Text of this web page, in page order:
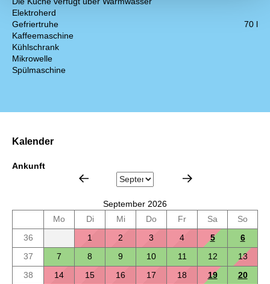
Elektroherd
Gefriertruhe
70 l
Kaffeemaschine
Kühlschrank
Mikrowelle
Spülmaschine
Kalender
Ankunft
September 2026
Mo
Di Mi Do Fr Sa
So
36
1 2 3 4 5
6
37
7 8 9 10 11 12
13
38
14 15 16 17 18 19
20